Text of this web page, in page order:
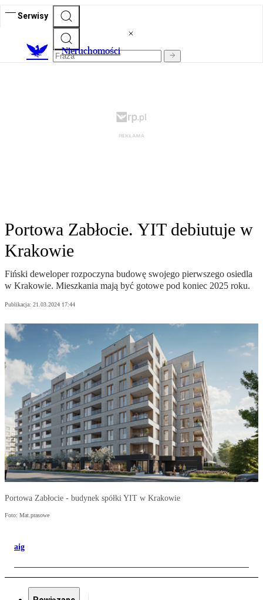
Serwisy
Nieruchomości
Portowa Zabłocie. YIT debiutuje w
Krakowie
Fiński deweloper rozpoczyna budowę swojego pierwszego osiedla
w Krakowie. Mieszkania mają być gotowe pod koniec 2025 roku.
Publikacja: 21.03.2024 17:44
Portowa Zabłocie - budynek spółki YIT w Krakowie
Foto: Mat.prasowe
aig